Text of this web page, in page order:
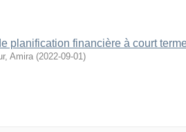
planification financière à court
Amira (2022-09-01)